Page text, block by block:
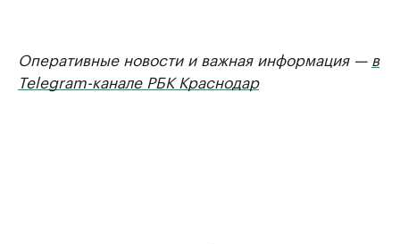
Оперативные новости и важная информация — в
Telegram-канале РБК Краснодар